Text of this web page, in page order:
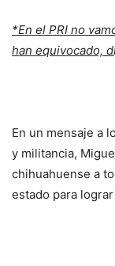
*En el PRI no
han equivocado,
En un mensaje a
y militancia,
chihuahuense a
estado para